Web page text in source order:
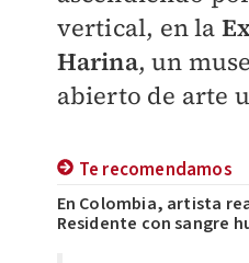
vertical, en la
Harina, un
abierto de arte
Te recomendamos
En Colombia, artista
Residente con sangre